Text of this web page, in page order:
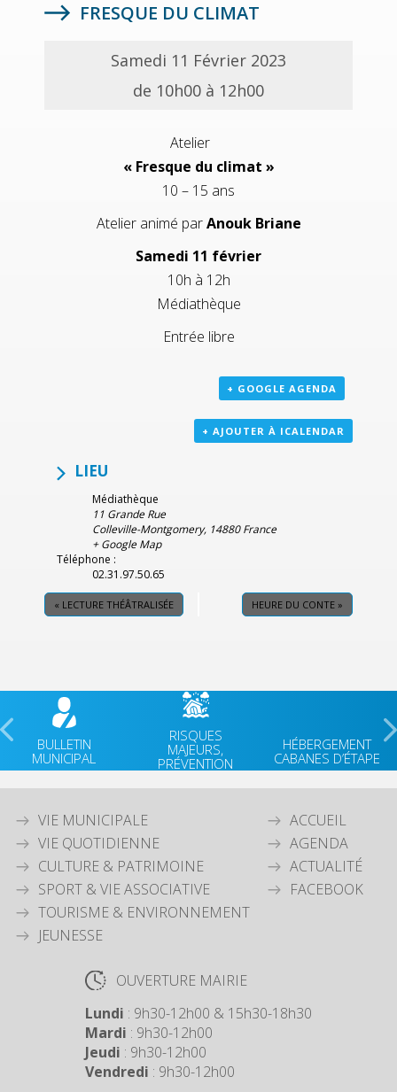
FRESQUE DU CLIMAT
Samedi 11 Février 2023
de 10h00 à 12h00
Atelier
« Fresque du climat »
10 – 15 ans
Atelier animé parAnouk Briane
Samedi 11 février
10h à 12h
Médiathèque
Entrée libre
+ GOOGLE AGENDA
+ AJOUTER À ICALENDAR
LIEU
Médiathèque
11 Grande Rue
Colleville-Montgomery, 14880 France
+ Google Map
Téléphone :
02.31.97.50.65
« LECTURE THÉÂTRALISÉE HEURE DU CONTE »
BULLETIN
MUNICIPAL
RISQUES
MAJEURS,
PRÉVENTION
HÉBERGEMENT
CABANES D’ÉTAPE
VIE MUNICIPALE
VIE QUOTIDIENNE
CULTURE & PATRIMOINE
SPORT & VIE ASSOCIATIVE
TOURISME & ENVIRONNEMENT
JEUNESSE
ACCUEIL
AGENDA
ACTUALITÉ
FACEBOOK
OUVERTURE MAIRIE
Lundi : 9h30-12h00 & 15h30-18h30
Mardi : 9h30-12h00
Jeudi : 9h30-12h00
Vendredi : 9h30-12h00